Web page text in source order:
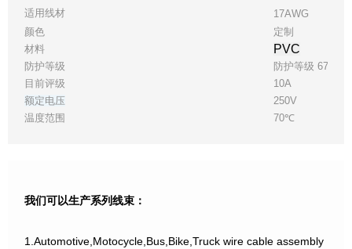
适用线材
17AWG
颜色
定制
材料
PVC
防护等级
防护等级 67
目前评级
10A
额定电压
250V
温度范围
70℃
我们可以生产系列线束：
1.Automotive,Motocycle,Bus,Bike,Truck wire cable assembly